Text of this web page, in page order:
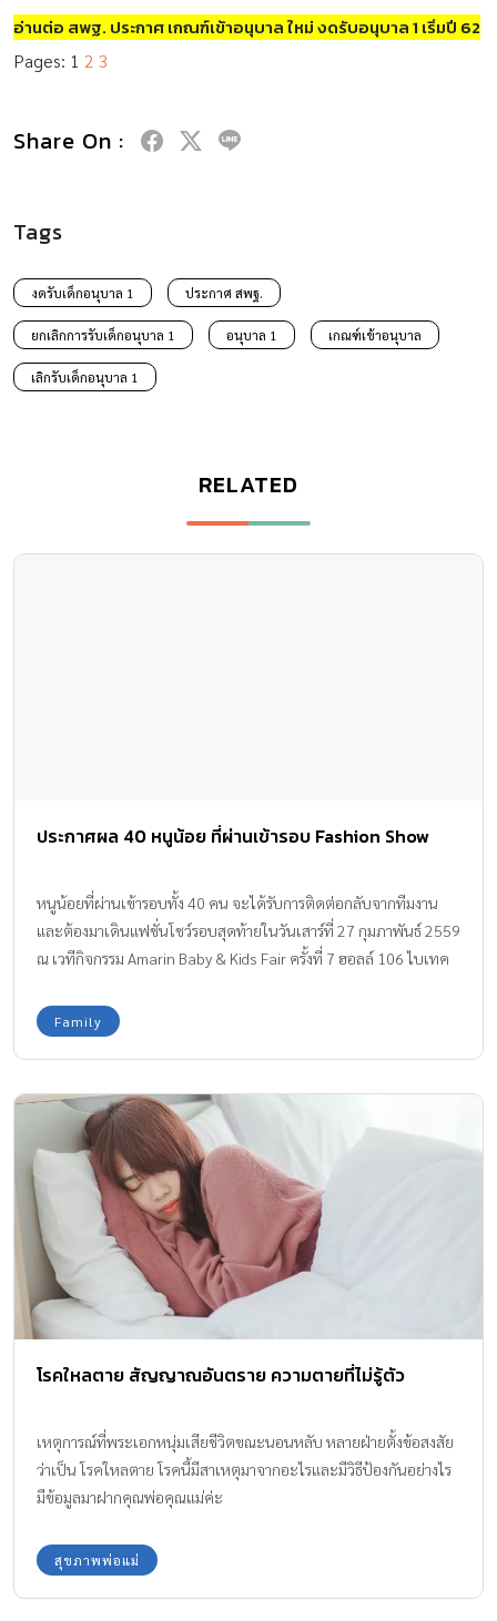
อ่านต่อ สพฐ. ประกาศ เกณฑ์เข้าอนุบาล ใหม่ งดรับอนุบาล 1 เริ่มปี 62
Pages: 1 2 3
Share On :
Tags
งดรับเด็กอนุบาล 1 ประกาศ สพฐ.
ยกเลิกการรับเด็กอนุบาล 1 อนุบาล 1 เกณฑ์เข้าอนุบาล
เลิกรับเด็กอนุบาล 1
RELATED
ประกาศผล 40 หนูน้อย ที่ผ่านเข้ารอบ Fashion Show
หนูน้อยที่ผ่านเข้ารอบทั้ง 40 คน จะได้รับการติดต่อกลับจากทีมงาน
และต้องมาเดินแฟชั่นโชว์รอบสุดท้ายในวันเสาร์ที่ 27 กุมภาพันธ์ 2559
ณ เวทีกิจกรรม Amarin Baby & Kids Fair ครั้งที่ 7 ฮอลล์ 106 ไบเทค
วาติ (แพรวา) ด.ช.อาฮอน แกนด์ชอง (อาฮอน) ด.ญ.อชิรญา จุณณ
ทัศน์ (เบลล์) ด.ช.ธนพงศ์ ประภาศิริสุลี (กั๊พ) ด.ช.ปรินทร์ ปูควนัช (ปริ๊
ด.ญ.เอริชา มเล็คเซค (เอริชา) ด.ช.ธนาวิน ธรรมสุธน (นาวิน) ด.ญ.นลิน
ชญา อุ่นมีศิลป์ (นาน่า) ด.ช.ปัณณพัฒน์ ประกอบเสียง (โนมา) ด.ญ.ญา
นิศา ราอินทร์ (เบญ่า) ด.ญ.ลันตา ชัยสุภา (ต๊ะตา) ด.ช.ณชยันต์ เทพ
สาร (คิดดี) ด.ช.ยูซูเกะ สึรูโมโตะ (Yusuke) ด.ช.ธีรัตม์ […]
Family
โรคใหลตาย สัญญาณอันตราย ความตายที่ไม่รู้ตัว
เหตุการณ์ที่พระเอกหนุ่มเสียชีวิตขณะนอนหลับ หลายฝ่ายตั้งข้อสงสัย
ว่าเป็น โรคใหลตาย โรคนี้มีสาเหตุมาจากอะไรและมีวิธีป้องกันอย่างไร
มีข้อมูลมาฝากคุณพ่อคุณแม่ค่ะ
สุขภาพพ่อแม่